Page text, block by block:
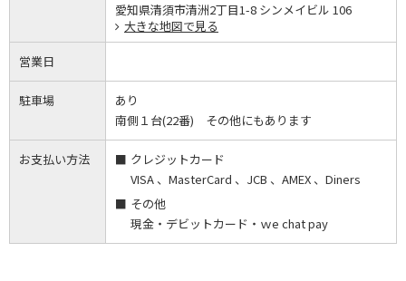
愛知県清須市清洲2丁目1-8 シンメイビル 106
大きな地図で見る
営業日
駐車場
あり
南側１台(22番) その他にもあります
お支払い方法
クレジットカード
VISA 、MasterCard 、JCB 、AMEX 、Diners
その他
現金・デビットカード・ｗe chat pay